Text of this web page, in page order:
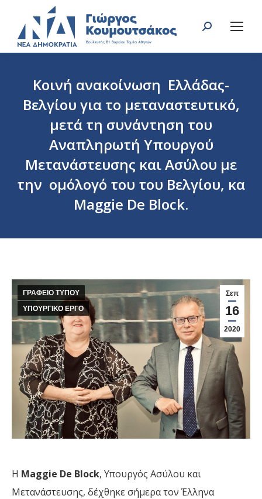
Search:
Κοινή ανακοίνωση Ελλάδας-
Βελγίου για το μεταναστευτικό,
μετά τη συνάντηση του
Αναπληρωτή Υπουργού
Μετανάστευσης και Ασύλου με
την ομόλογό του του Βελγίου, κα
Maggie De Block.
Σεπ
16
2020
ΓΡΑΦΕΙΟ ΤΥΠΟΥ
ΥΠΟΥΡΓΙΚΟ ΕΡΓΟ
Η Maggie De Block, Υπουργός Ασύλου και
Μετανάστευσης, δέχθηκε σήμερα τον Έλληνα